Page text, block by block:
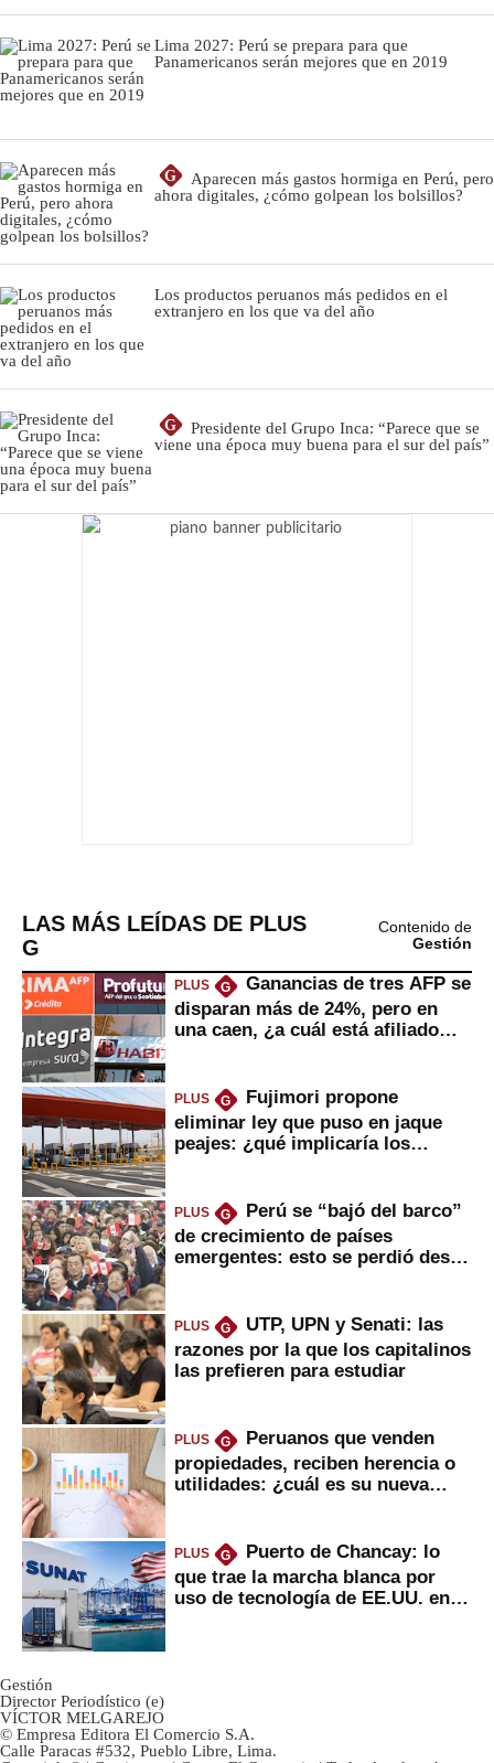
Lima 2027: Perú se prepara para que
Panamericanos serán mejores que en 2019
G
Aparecen más gastos hormiga en Perú, pero
ahora digitales, ¿cómo golpean los bolsillos?
Los productos peruanos más pedidos en el
extranjero en los que va del año
G
Presidente del Grupo Inca: “Parece que se
viene una época muy buena para el sur del país”
LAS MÁS LEÍDAS DE PLUS
G
Contenido de
Gestión
PLUS G
Ganancias de tres AFP se
disparan más de 24%, pero en
una caen, ¿a cuál está afiliado
PLUS G
Fujimori propone
eliminar ley que puso en jaque
peajes: ¿qué implicaría los
PLUS G
Perú se “bajó del barco”
de crecimiento de países
emergentes: esto se perdió desde
PLUS G
UTP, UPN y Senati: las
razones por la que los capitalinos
las prefieren para estudiar
PLUS G
Peruanos que venden
propiedades, reciben herencia o
utilidades: ¿cuál es su nueva
PLUS G
Puerto de Chancay: lo
que trae la marcha blanca por
uso de tecnología de EE.UU. en
Gestión
Director Periodístico (e)
VÍCTOR MELGAREJO
© Empresa Editora El Comercio S.A.
Calle Paracas #532, Pueblo Libre, Lima.